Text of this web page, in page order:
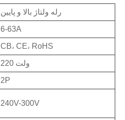
رله ولتاژ بالا و پایین
6-63A
CB، CE، RoHS
220 ولت
2P
240V-300V